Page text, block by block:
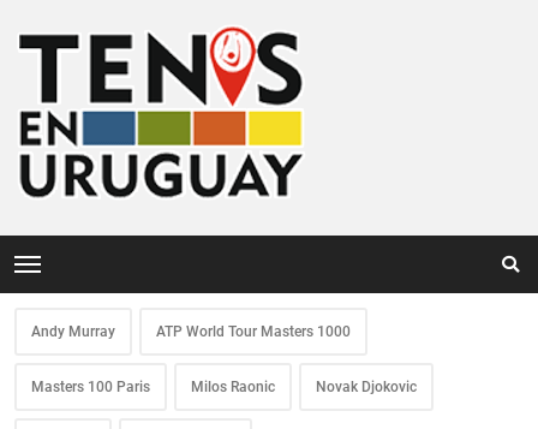
Andy Murray ATP World Tour Masters 1000
Masters 100 Paris Milos Raonic Novak Djokovic